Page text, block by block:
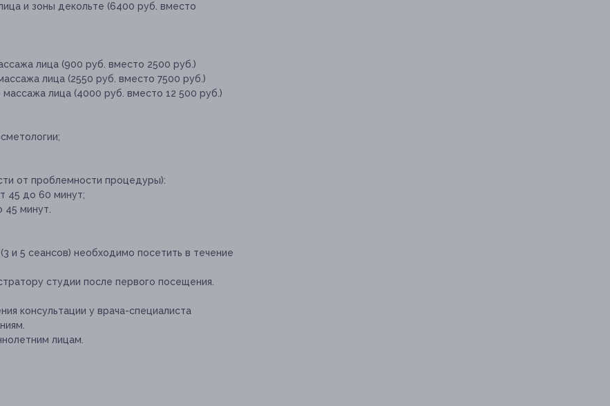
и зоны декольте (6400 руб. вместо
лица (900 руб. вместо 2500 руб.)
лица (2550 руб. вместо 7500 руб.)
лица (4000 руб. вместо 12 500 руб.)
от проблемности процедуры):
45 до 60 минут;
минут.
и 5 сеансов) необходимо посетить в течение
студии после первого посещения.
консультации у врача-специалиста
лицам.